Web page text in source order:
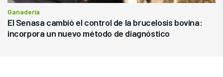
Ganadería
El Senasa cambió el control de la brucelosis bovina:
incorpora un nuevo método de diagnóstico